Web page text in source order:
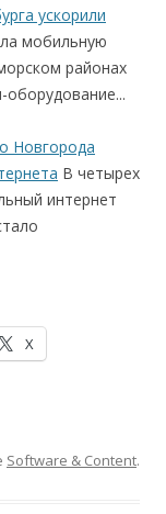
ускорили
мобильную
районах
Новгорода
В четырех
интернет
X
Software & Content.